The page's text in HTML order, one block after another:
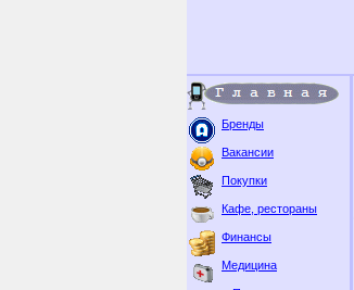
Бренды
Вакансии
Покупки
Кафе, рестораны
Финансы
Медицина